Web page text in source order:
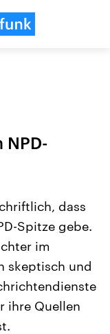
Lage und
Überfall der
Hamas
2023 auf Israel
wieder die Gewalt
möchte die Hamas
vom Iran
NPD-
dass
Spitze gebe.
im
skeptisch und
ihre Quellen